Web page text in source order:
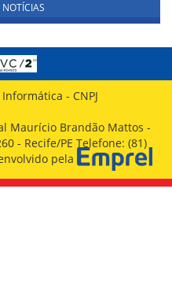
NOTÍCIAS
- CNPJ
Maurício Brandão Mattos -
- Recife/PE Telefone: (81)
pela